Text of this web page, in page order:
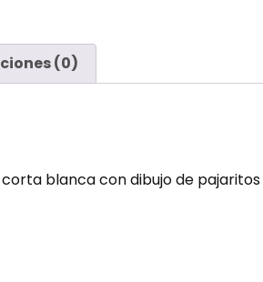
(0)
blanca con dibujo de